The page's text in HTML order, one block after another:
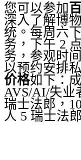
您可以参加
深入了解博
统。每周六
务，下午 2
务，参观时
以预约安排
价格如下：
AVS/AI/失业
瑞士法郎，
人 5 瑞士法